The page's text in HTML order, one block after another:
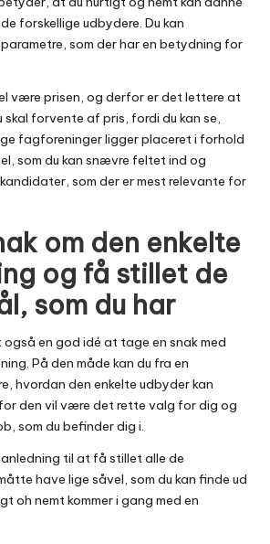
forskellige udbydere. Du kan
som der har en betydning for
være prisen, og derfor er det lettere at
forvente af pris, fordi du kan se,
fagforeninger ligger placeret i forhold
som du kan snævre feltet ind og
som der er mest relevante for
om den enkelte
og få stillet de
som du har
en god idé at tage en snak med
På den måde kan du fra en
hvordan den enkelte udbyder kan
den vil være det rette valg for dig og
som du befinder dig i.
til at få stillet alle de
have lige såvel, som du kan finde ud
oh nemt kommer i gang med en